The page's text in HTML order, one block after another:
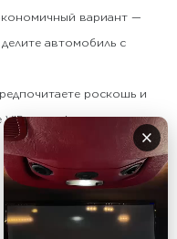
×
вариант —
автомобиль с
роскошь и
трансфер с